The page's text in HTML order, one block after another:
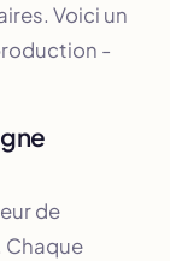
Voici un
-
de
Chaque